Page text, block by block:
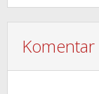
Komentar